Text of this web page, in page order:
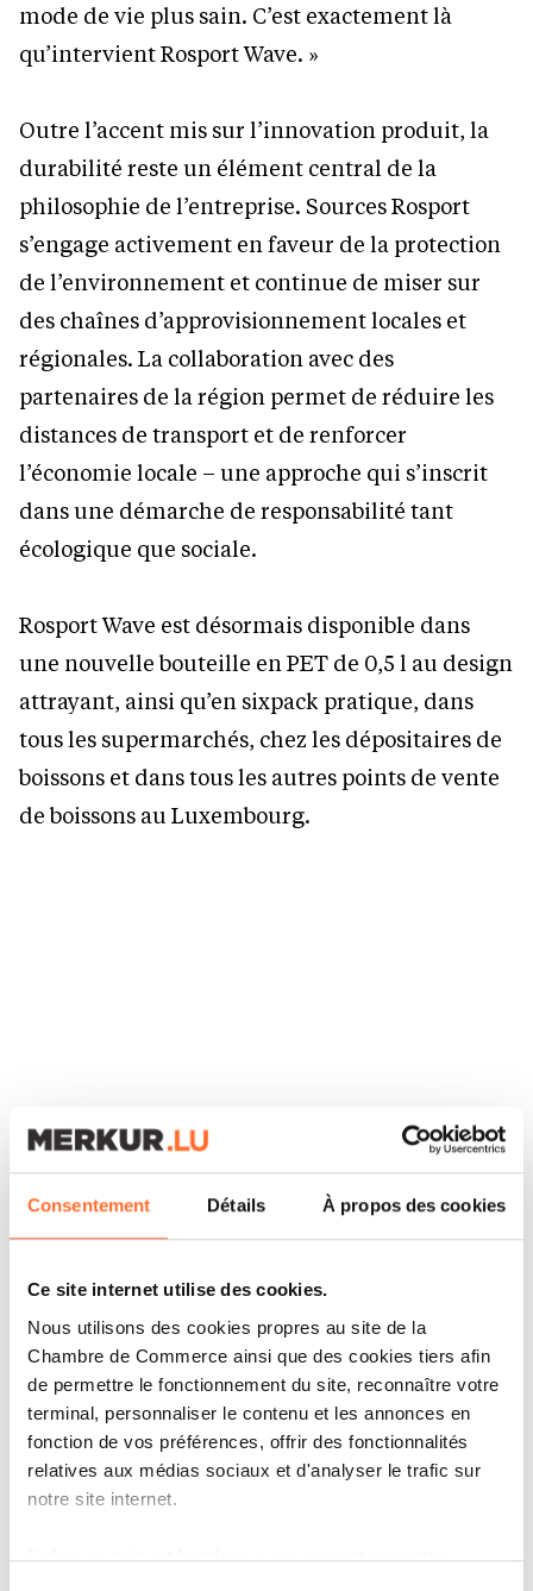
Consentement Détails À propos des cookies
Ce site internet utilise des cookies.
Nous utilisons des cookies propres au site de la
Chambre de Commerce ainsi que des cookies tiers afin
de permettre le fonctionnement du site, reconnaître votre
terminal, personnaliser le contenu et les annonces en
fonction de vos préférences, offrir des fonctionnalités
relatives aux médias sociaux et d'analyser le trafic sur
notre site internet.
Grâce au présent bandeau, vous pouvez accepter,
mode de vie plus sain. C’est exactement là
qu’intervient Rosport Wave. »
Outre l’accent mis sur l’innovation produit, la
durabilité reste un élément central de la
philosophie de l’entreprise. Sources Rosport
s’engage activement en faveur de la protection
de l’environnement et continue de miser sur
des chaînes d’approvisionnement locales et
régionales. La collaboration avec des
partenaires de la région permet de réduire les
distances de transport et de renforcer
l’économie locale – une approche qui s’inscrit
dans une démarche de responsabilité tant
écologique que sociale.
Rosport Wave est désormais disponible dans
une nouvelle bouteille en PET de 0,5 l au design
attrayant, ainsi qu’en sixpack pratique, dans
tous les supermarchés, chez les dépositaires de
boissons et dans tous les autres points de vente
de boissons au Luxembourg.
ARTICLES ASSOCIÉS